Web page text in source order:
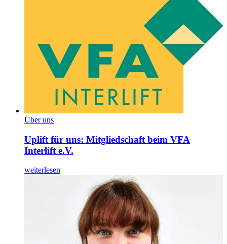
Über uns
Uplift für uns: Mitgliedschaft beim VFA
Interlift e.V.
weiterlesen